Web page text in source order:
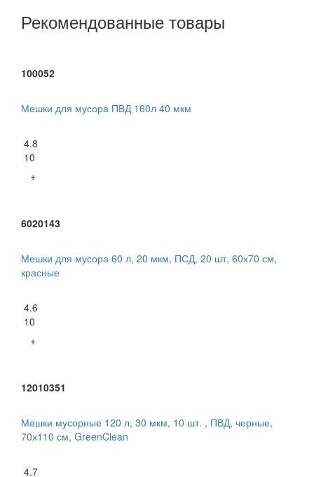
Рекомендованные товары
100052
Мешки для мусора ПВД 160л 40 мкм
4.8
10
+
6020143
Мешки для мусора 60 л, 20 мкм, ПСД, 20 шт, 60х70 см,
красные
4.6
10
+
12010351
Мешки мусорные 120 л, 30 мкм, 10 шт. , ПВД, черные,
70х110 см, GreenClean
4.7